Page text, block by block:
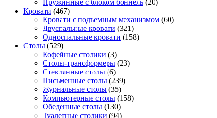
Пружинные с блоком боннель (20)
Кровати (467)
Кровати с подъемным механизмом (60)
Двуспальные кровати (321)
Односпальные кровати (158)
Столы (529)
Кофейные столики (3)
Столы-трансформеры (23)
Стеклянные столы (6)
Письменные столы (239)
Журнальные столы (35)
Компьютерные столы (158)
Обеденные столы (130)
Туалетные столики (94)